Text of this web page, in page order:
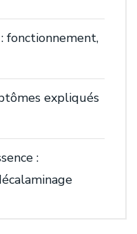
fonctionnement,
expliqués
: